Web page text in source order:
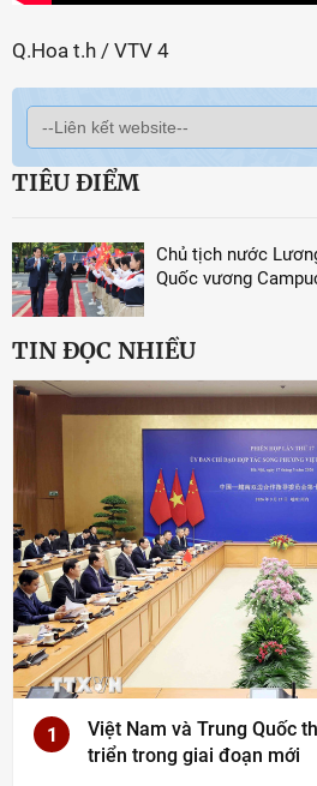
Q.Hoa t.h / VTV 4
TIÊU ĐIỂM
Chủ tịch nước
Quốc vương
TIN ĐỌC NHIỀU
1
Việt Nam và Trung Quốc
triển trong giai đoạn mới